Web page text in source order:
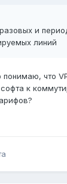
и
линий
что
софта к